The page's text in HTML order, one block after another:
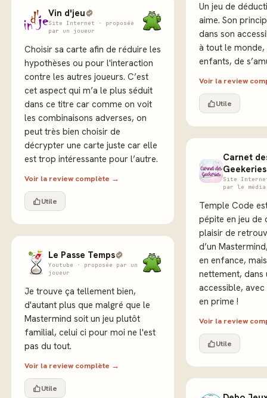
Vin d'jeu
Site Internet · proposée
par un joueur
Choisir sa carte afin de réduire les
hypothèses ou pour l'interaction
contre les autres joueurs. C’est
cet aspect qui m’a le plus séduit
dans ce titre car comme on voit
les combinaisons adverses, on
peut très bien choisir de
décrypter une carte juste car elle
est trop intéressante pour l’autre.
Voir la review complète →
Utile
Le Passe Temps
Youtube · proposée par un
joueur
Je trouve ça tellement bien,
d'autant plus que malgré que le
Mastermind soit un jeu plutôt
familial, celui ci pour moi ne l'est
pas du tout.
Voir la review complète →
Utile
Un jeu de
aime. Son
dans son
à tout le
enfants, de
Voir la review
Utile
Carnet
Geekeries
Site
par le média
Temple Code
pépite en jeu de
plaisir de
d’un
en enfance,
nettement, dans
accessible,
en prime !
Voir la review
Utile